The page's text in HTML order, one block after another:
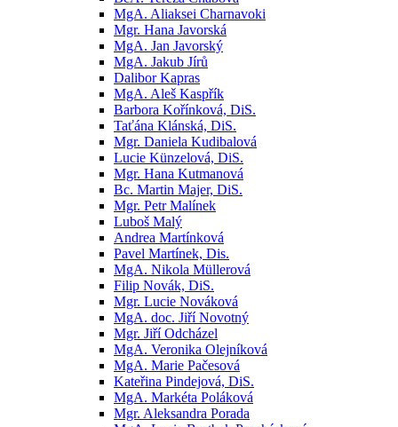
MgA. Aliaksei Charnavoki
Mgr. Hana Javorská
MgA. Jan Javorský
MgA. Jakub Jírů
Dalibor Kapras
MgA. Aleš Kaspřík
Barbora Kořínková, DiS.
Taťána Klánská, DiS.
Mgr. Daniela Kudibalová
Lucie Künzelová, DiS.
Mgr. Hana Kutmanová
Bc. Martin Majer, DiS.
Mgr. Petr Malínek
Luboš Malý
Andrea Martínková
Pavel Martínek, Dis.
MgA. Nikola Müllerová
Filip Novák, DiS.
Mgr. Lucie Nováková
MgA. doc. Jiří Novotný
Mgr. Jiří Odcházel
MgA. Veronika Olejníková
MgA. Marie Pačesová
Kateřina Pindejová, DiS.
MgA. Markéta Poláková
Mgr. Aleksandra Porada